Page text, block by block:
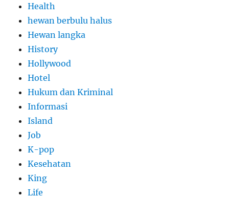
Health
hewan berbulu halus
Hewan langka
History
Hollywood
Hotel
Hukum dan Kriminal
Informasi
Island
Job
K-pop
Kesehatan
King
Life